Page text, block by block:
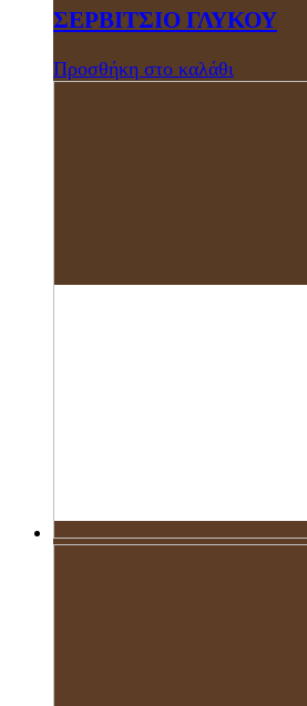
ΣΕΡΒΙΤΣΙΟ ΓΛΥΚΟΥ
Προσθήκη στο καλάθι